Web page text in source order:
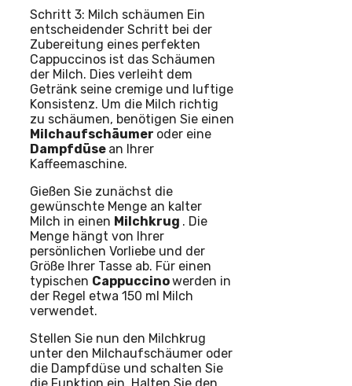
Schritt 3: Milch schäumen Ein
entscheidender Schritt bei der
Zubereitung eines perfekten
Cappuccinos ist das Schäumen
der Milch. Dies verleiht dem
Getränk seine cremige und luftige
Konsistenz. Um die Milch richtig
zu schäumen, benötigen Sie einen
Milchaufschäumer oder eine
Dampfdüse an Ihrer
Kaffeemaschine.
Gießen Sie zunächst die
gewünschte Menge an kalter
Milch in einen Milchkrug . Die
Menge hängt von Ihrer
persönlichen Vorliebe und der
Größe Ihrer Tasse ab. Für einen
typischen Cappuccinowerden in
der Regel etwa 150 ml Milch
verwendet.
Stellen Sie nun den Milchkrug
unter den Milchaufschäumer oder
die Dampfdüse und schalten Sie
die Funktion ein. Halten Sie den